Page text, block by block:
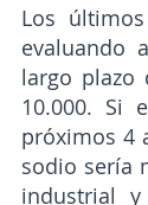
Los
evaluando
largo plazo
10.000. Si
próximos 4
sodio sería
industrial